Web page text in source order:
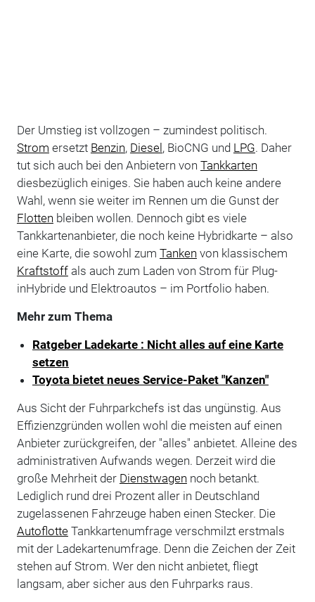
Der Umstieg ist vollzogen – zumindest politisch.
Strom ersetzt Benzin, Diesel, BioCNG und LPG. Daher
tut sich auch bei den Anbietern von Tankkarten
diesbezüglich einiges. Sie haben auch keine andere
Wahl, wenn sie weiter im Rennen um die Gunst der
Flotten bleiben wollen. Dennoch gibt es viele
Tankkartenanbieter, die noch keine Hybridkarte – also
eine Karte, die sowohl zum Tanken von klassischem
Kraftstoffals auch zum Laden von Strom für Plug-
inHybride und Elektroautos – im Portfolio haben.
Mehr zum Thema
Ratgeber Ladekarte : Nicht alles auf eine Karte
setzen
Toyota bietet neues Service-Paket "Kanzen"
Aus Sicht der Fuhrparkchefs ist das ungünstig. Aus
Effizienzgründen wollen wohl die meisten auf einen
Anbieter zurückgreifen, der "alles" anbietet. Alleine des
administrativen Aufwands wegen. Derzeit wird die
große Mehrheit der Dienstwagen noch betankt.
Lediglich rund drei Prozent aller in Deutschland
zugelassenen Fahrzeuge haben einen Stecker. Die
AutoflotteTankkartenumfrage verschmilzt erstmals
mit der Ladekartenumfrage. Denn die Zeichen der Zeit
stehen auf Strom. Wer den nicht anbietet, fliegt
langsam, aber sicher aus den Fuhrparks raus.